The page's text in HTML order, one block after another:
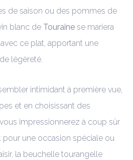
de saison ou des pommes de
blanc de Touraine se mariera
ce plat, apportant une
légèreté.
intimidant à première vue,
et en choisissant des
impressionnerez à coup sûr
pour une occasion spéciale ou
la beuchelle tourangelle